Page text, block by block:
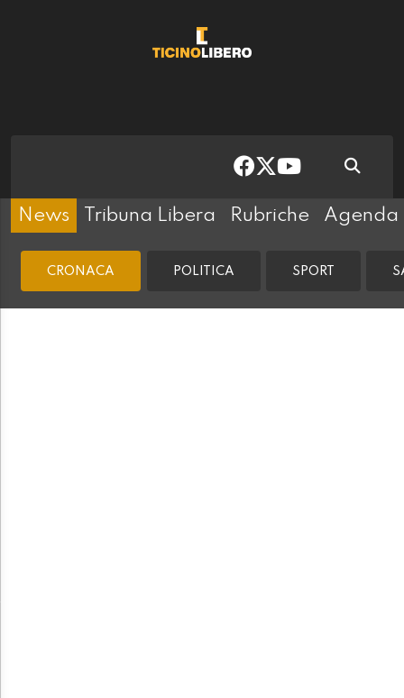
News Tribuna Libera Rubriche Agenda
CRONACA POLITICA SPORT